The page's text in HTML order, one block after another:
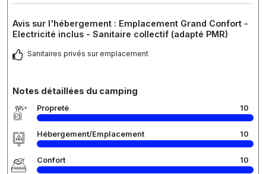
Avis sur l'hébergement : Emplacement Grand Confort -
Electricité inclus - Sanitaire collectif (adapté PMR)
Sanitaires privés sur emplacement
Notes détaillées du camping
Propreté 10
Hébergement/Emplacement 10
Confort 10